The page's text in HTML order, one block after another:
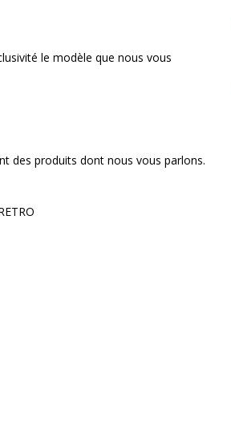
le modèle que nous vous
des produits dont nous vous parlons.